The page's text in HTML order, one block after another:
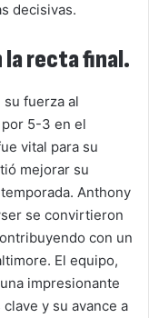
decisivas.
la recta final.
fuerza al
por 5-3 en el
vital para su
mejorar su
Anthony
se convirtieron
con un
El equipo,
impresionante
y su avance a